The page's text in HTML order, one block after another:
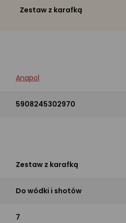
Zestaw z karafką
Anapol
5908245302970
Zestaw z karafką
Do wódki i shotów
7